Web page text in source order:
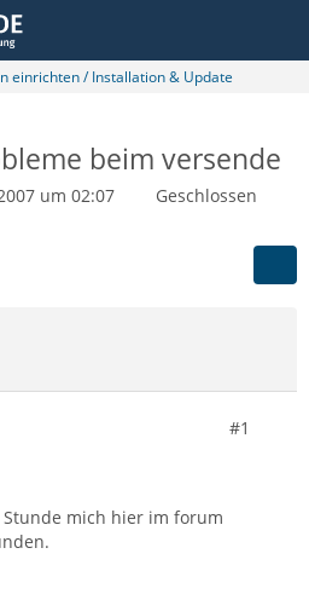
einrichten / Installation & Update
beim versende
um 02:07
Geschlossen
#1
mich hier im forum